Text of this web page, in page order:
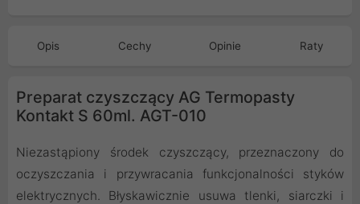
Opis Cechy Opinie Raty
Preparat czyszczący AG Termopasty
Kontakt S 60ml. AGT-010
Niezastąpiony środek czyszczący, przeznaczony do
oczyszczania i przywracania funkcjonalności styków
elektrycznych. Błyskawicznie usuwa tlenki, siarczki i